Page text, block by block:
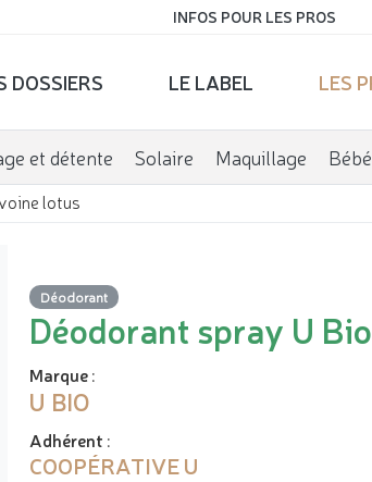
INFOS POUR LES PROS
DOSSIERS LE LABEL LES
et détente Solaire Maquillage Bébé
lotus
Déodorant
Déodorant spray U
Marque:
U BIO
Adhérent :
COOPÉRATIVE U